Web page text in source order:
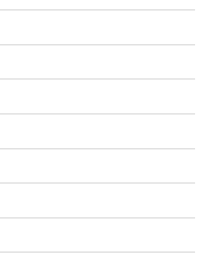
の浮気調査もお任せください。
気調査